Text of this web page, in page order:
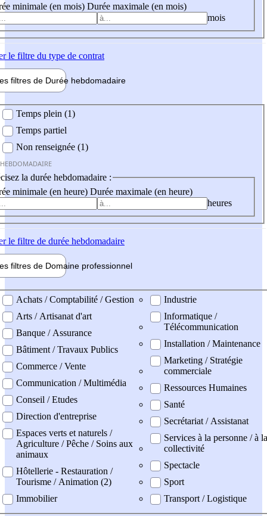
minimale (en mois) Durée maximale (en mois)
mois
le filtre du type de contrat
filtres de Durée hebdomadaire
Temps plein (1)
Temps partiel
Non renseignée (1)
la durée hebdomadaire :
minimale (en heure) Durée maximale (en heure)
heures
le filtre de durée hebdomadaire
filtres de Domaine professionnel
professionel
Achats / Comptabilité / Gestion
Arts / Artisanat d'art
Banque / Assurance
Bâtiment / Travaux Publics
Commerce / Vente
Communication / Multimédia
Conseil / Etudes
Direction d'entreprise
Espaces verts et naturels /
Agriculture / Pêche / Soins aux
animaux
Hôtellerie - Restauration /
Tourisme / Animation (2)
Immobilier
Industrie
Informatique /
Télécommunication
Installation / Maintenance
Marketing / Stratégie
commerciale
Ressources Humaines
Santé
Secrétariat / Assistanat
Services à la personne / à la
collectivité
Spectacle
Sport
Transport / Logistique